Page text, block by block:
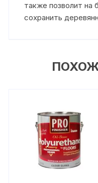
также позволит на
сохранить